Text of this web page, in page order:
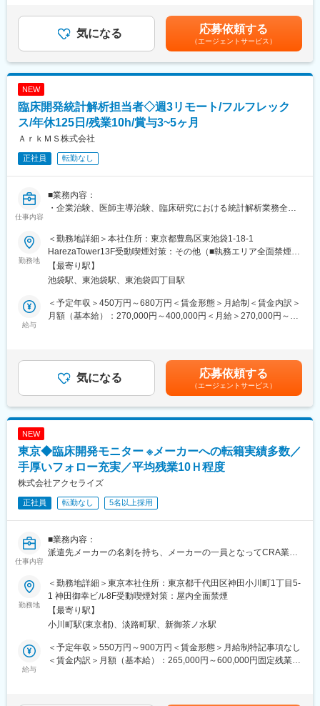
・定期健診、婦人科検診、人間ドック補助、ストレスチェックな
ど健康支援も充実
・副業可（講師・翻訳・ライターなど実例あり）、柔軟なキャリ
用
■キャリア支援
・GxP研修／英語／PM研修などの自己啓発支援
■企業魅力
弊社は現状に満足することなく常に革新を追求し続けます。製造
データ事業に加え、医療機器、再生医療、デジタル治療、アプリ
を活用した予防やケアの領域においても、プロフェッショナル集
団として、最適なソリューションを展開してまいります。医療の
最前線で求められるプレシジョンメディシンやデータを利活用し
界において、革新的な取り組みに挑戦し続けます。
り、選考を通じて上下する可能性があります。月給(月額)は固定手
当を含めた表記です。
気になる 応募依頼する
（エージェントサービス）
NEW
臨床開発統計解析担当者◇週3リモート/フルフレック
ス/年休125日/残業10h/賞与3~5ヶ月
ＡｒｋＭＳ株式会社
正社員 転勤なし
仕事内容
■業務内容：
・企業治験、医師主導治験、臨床研究における統計解析業務全般
■就業環境
・フルフレックス制度（コアタイムなし）
・リモート勤務あり
・平均残業時間は月10時間と少なめで、ワークライフバランスを
重視
・短時間勤務制度（最短6時間）あり
・退職金・財形貯蓄・従業員持株会、遺族年金など、大手グルー
プならではの手厚い制度
・定期健診、婦人科検診、人間ドック補助、ストレスチェックな
・育休取得率・復帰率ともに100％。男性社員の育休実績もあり
・介護・看護休暇、時短勤務、在宅勤務の組み合わせも柔軟に運
用
■キャリア支援
・3年でリーダー職、5年でマネージャー職を目指せる昇格制度
弊社は現状に満足することなく常に革新を追求し続けます。製造
販売後調査事業、臨床開発事業、臨床研究事業、リアルワールド
データ事業に加え、医療機器、再生医療、デジタル治療、アプリ
を活用した予防やケアの領域においても、プロフェッショナル集
最前線で求められるプレシジョンメディシンやデータを利活用し
たエビデンスの創出など、日々進化し続ける医療・ヘルスケア業
勤務地
＜勤務地詳細＞本社住所：東京都豊島区東池袋1-18-1
HarezaTower13F受動喫煙対策：その他（■執務エリア全面禁煙）
変更の範囲：会社の定める事業所（リモートワーク含む）
【最寄り駅】
池袋駅、東池袋駅、東池袋四丁目駅
給与
＜予定年収＞450万円～680万円＜賃金形態＞月給制＜賃金内訳＞
月額（基本給）：270,000円～400,000円＜月給＞270,000円～
り、選考を通じて上下する可能性があります。月給(月額)は固定手
当を含めた表記です。
気になる 応募依頼する
（エージェントサービス）
NEW
東京◆臨床開発モニター ※メーカーへの転籍実績多数／
手厚いフォロー充実／平均残業10Ｈ程度
株式会社アクセライズ
正社員 転勤なし 5名以上採用
仕事内容
■業務内容：
派遣先メーカーの名刺を持ち、メーカーの一員となってCRA業務
＜具体的に＞
・業務開始準備、医療機関及び治験責任医師候補の選定
・IRB申請手続き、治験契約手続き
・治験契約締結後の施設セットアップ、医療関係者トレーニング
の実施
・症例登録促進活動、試験の進捗状況の管理
勤務地
＜勤務地詳細＞東京本社住所：東京都千代田区神田小川町1丁目5-
1 神田御幸ビル8F受動喫煙対策：屋内全面禁煙
【最寄り駅】
小川町駅(東京都)、淡路町駅、新御茶ノ水駅
給与
＜予定年収＞550万円～900万円＜賃金形態＞月給制特記事項なし
＜賃金内訳＞月額（基本給）：265,000円～600,000円固定残業手